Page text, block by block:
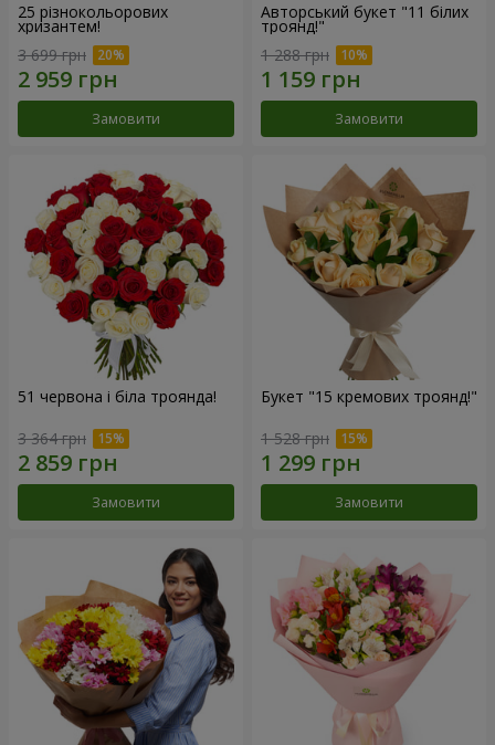
25 різнокольорових
хризантем!
3 699 грн
Замовити
Авторський букет "11 білих
троянд!"
1 288 грн
Замовити
51 червона і біла троянда!
3 364 грн
Замовити
Букет "15 кремових троянд!"
1 528 грн
Замовити